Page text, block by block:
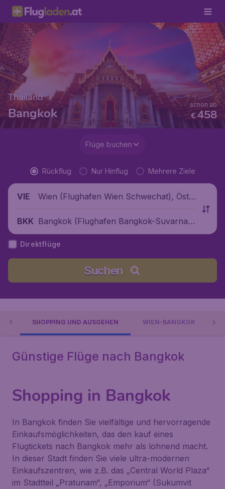
Thailand
Bangkok €458
schon ab
Flüge buchen
Rückflug Nur Hinflug Mehrere Ziele
VIE
Wien (Flughafen Wien Schwechat), Öste
BKK Bangkok (Flughafen Bangkok-Suvarnab
humi), Thailand
Direktflüge
Suchen
SHOPPING UND AUSGEHEN WIEN-BANGKOK
Günstige Flüge nach Bangkok
Shopping in Bangkok
In Bangkok finden Sie vielfältige und hervorragende
Einkaufsmöglichkeiten, das den kauf eines
Flugtickets nach Bangkok mehr als lohnend macht.
In dieser Stadt finden Sie viele ultra-modernen
Einkaufszentren, wie z.B. das „Central World Plaza“
im Stadtteil „Pratunam“, „Emporium“ (Sukumvit